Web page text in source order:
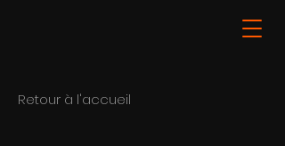
Retour à l'accueil